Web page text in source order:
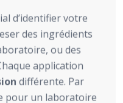
d’identifier votre
des ingrédients
ou des
application
différente. Par
pour un laboratoire